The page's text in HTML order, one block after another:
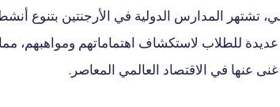
تشتهر المدارس الدولية في الأرجنتين بتنوع
للطلاب لاستكشاف اهتماماتهم ومواهبهم،
عنها في الاقتصاد العالمي المعاصر.